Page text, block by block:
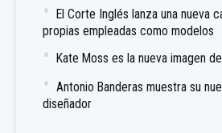
El Corte Inglés lanza una nueva
propias empleadas como modelos
Kate Moss es la nueva imagen
Antonio Banderas muestra su
diseñador